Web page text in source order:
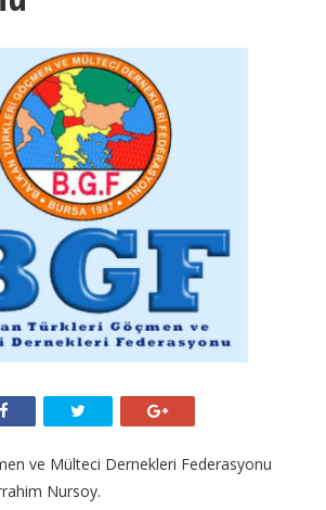
ve Mülteci Dernekleri Federasyonu
Nursoy.